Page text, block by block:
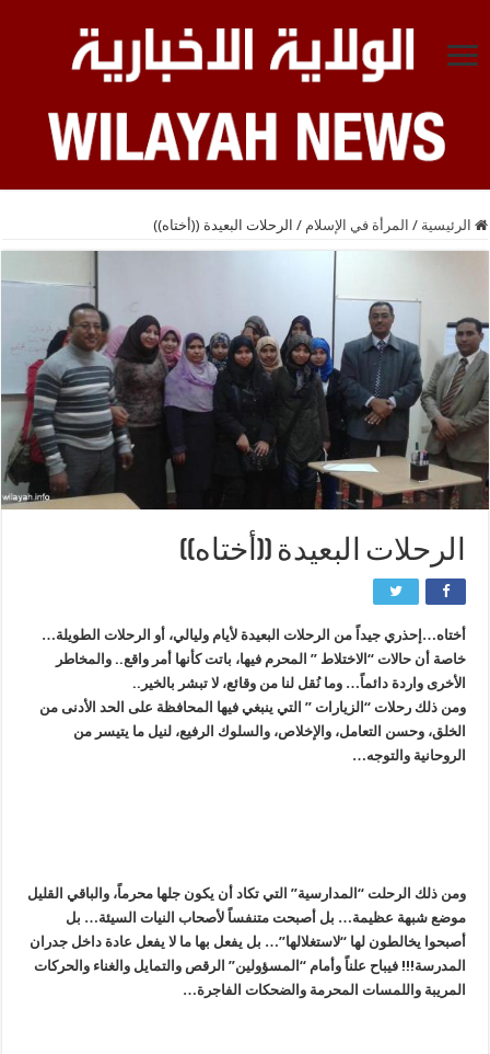
الرئيسية / المرأة في الإسلام / الرحلات البعيدة ((أختاه))
الرحلات البعيدة ((أختاه))
أختاه…إحذري جيداً من الرحلات البعيدة لأيام وليالي، أو الرحلات الطويلة…
خاصة أن حالات “الاختلاط ” المحرم فيها، باتت كأنها أمر واقع.. والمخاطر
الأخرى واردة دائماً… وما نُقل لنا من وقائع، لا تبشر بالخير..
ومن ذلك رحلات “الزيارات ” التي ينبغي فيها المحافظة على الحد الأدنى من
الخلق، وحسن التعامل، والإخلاص، والسلوك الرفيع، لنيل ما يتيسر من
الروحانية والتوجه…
ومن ذلك الرحلت “المدارسية” التي تكاد أن يكون جلها محرماً، والباقي القليل
موضع شبهة عظيمة… بل أصبحت متنفساً لأصحاب النيات السيئة… بل
أصبحوا يخالطون لها “لاستغلالها”… بل يفعل بها ما لا يفعل عادة داخل جدران
المدرسة!!! فيباح علناً وأمام “المسؤولين” الرقص والتمايل والغناء والحركات
المريبة واللمسات المحرمة والضحكات الفاجرة…